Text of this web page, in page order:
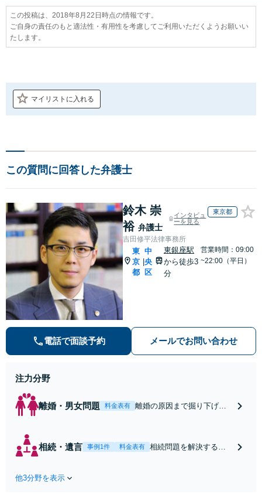
この投稿は、2018年8月22日時点の情報です。
ご自身の責任のもと適法性・有用性を考慮してご利用いただくようお願いい
たします。
マイリストに入れる
この質問に回答した弁護士
鈴木 崇
裕 弁護士
インタビュ
ーを見る
東京都
吉田修平法律事務所
東
京
都
中
央
区
東銀座駅
から徒歩3
分
営業時間：09:00
~22:00（平日）
電話で面談予約 メールでお問い合わせ
注力分野
離婚・男女問題 料金表有
離婚の原因まで掘り下げて
ただき，離婚後の生活につ
いても細心の注意を払っ
相続・遺言 事例1件 料金表有
相続問題を解決するた
他3分野を表示